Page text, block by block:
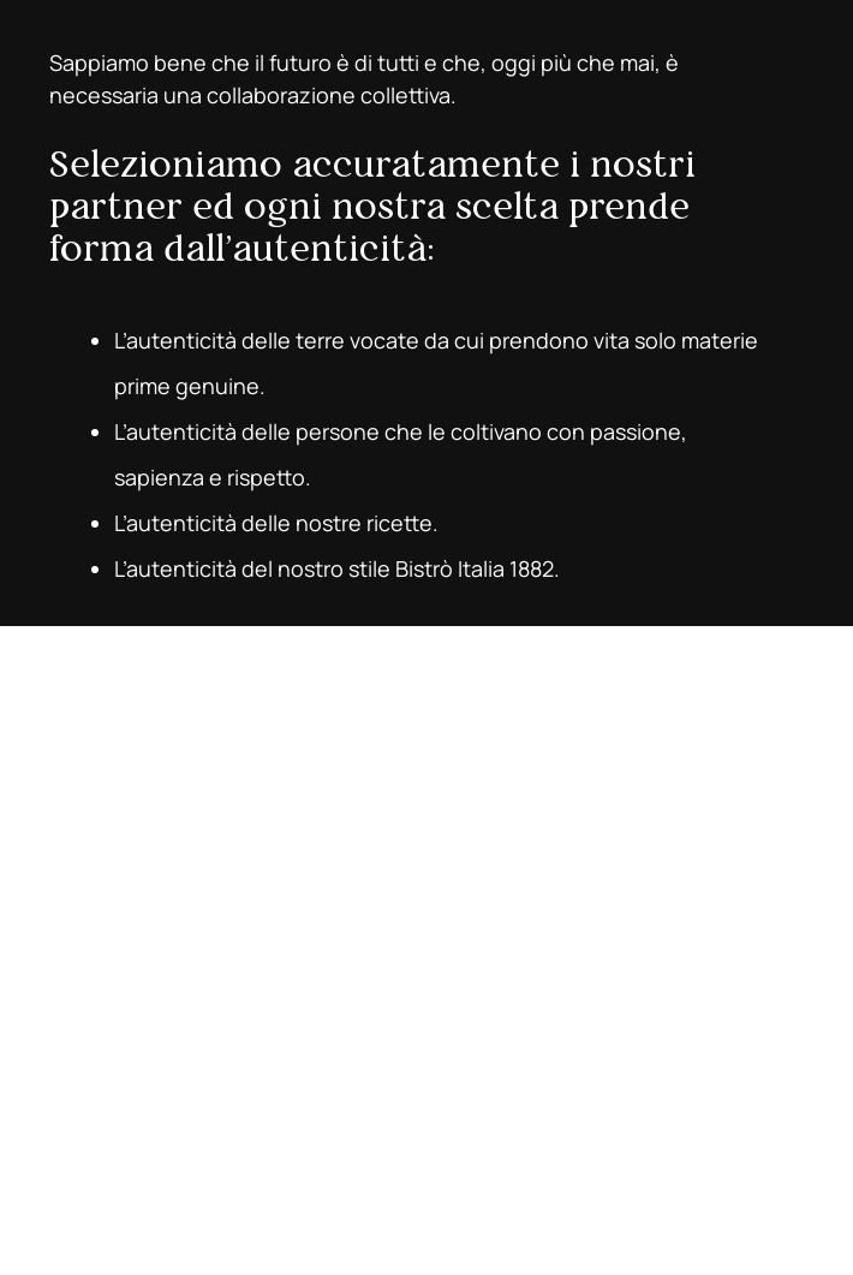
Sappiamo bene che il futuro è di tutti e che, oggi più che mai, è
necessaria una collaborazione collettiva.
Selezioniamo accuratamente i nostri
partner ed ogni nostra scelta prende
forma dall’autenticità:
L’autenticità delle terre vocate da cui prendono vita solo materie
prime genuine.
L’autenticità delle persone che le coltivano con passione,
sapienza e rispetto.
L’autenticità delle nostre ricette.
L’autenticità del nostro stile Bistrò Italia 1882.